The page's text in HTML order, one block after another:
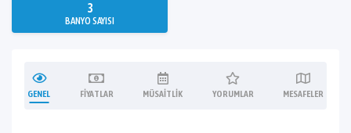
3
BANYO SAYISI
GENEL FIYATLAR MÜSAITLIK YORUMLAR MESAFELER